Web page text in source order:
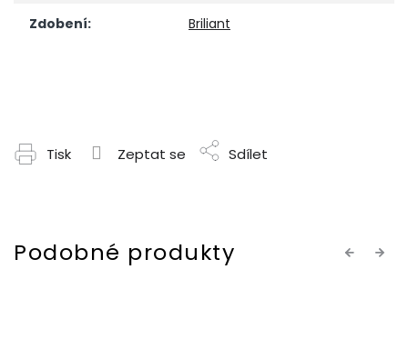
Zdobení: Briliant
Tisk Zeptat se Sdílet
Previous
Next